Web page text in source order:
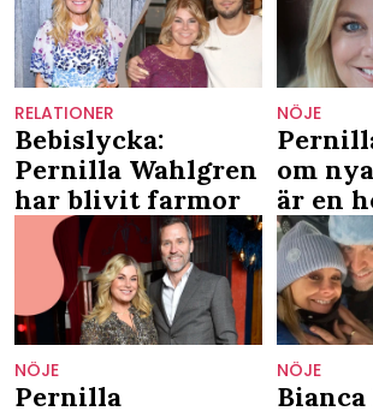
RELATIONER
Bebislycka:
Pernilla Wahlgren
har blivit farmor
NÖJE
Pernilla
NÖJE
om
är en
NÖJE